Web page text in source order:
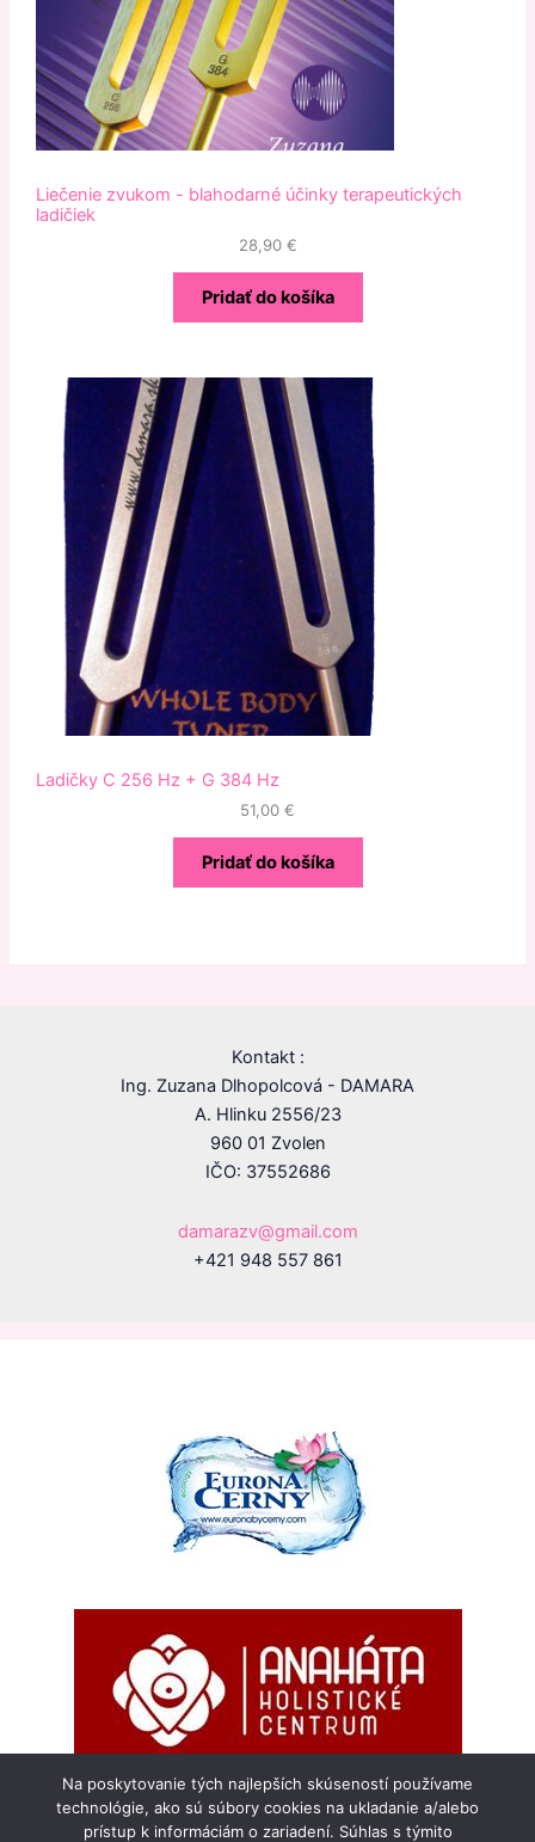
Liečenie zvukom - blahodarné účinky terapeutických
ladičiek
28,90 €
Pridať do košíka
Ladičky C 256 Hz + G 384 Hz
51,00 €
Pridať do košíka
Kontakt :
Ing. Zuzana Dlhopolcová - DAMARA
A. Hlinku 2556/23
960 01 Zvolen
IČO: 37552686
damarazv@gmail.com
+421 948 557 861
Na poskytovanie tých najlepších skúseností používame
technológie, ako sú súbory cookies na ukladanie a/alebo
prístup k informáciám o zariadení. Súhlas s týmito